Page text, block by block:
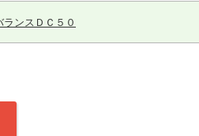
ランスＤＣ５０